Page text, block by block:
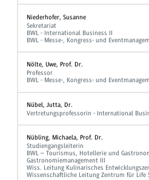
Niederhofer, Susanne
Sekretariat
BWL - International Business II
BWL - Messe-, Kongress- und
Nölte, Uwe, Prof. Dr.
Professor
BWL - Messe-, Kongress- und
Nübel, Jutta, Dr.
Vertretungsprofessorin - International
Nübling, Michaela, Prof. Dr.
Studiengangsleiterin
BWL – Tourismus, Hotellerie und
Gastronomiemanagement III
Wiss. Leitung Kulinarisches
Wissenschaftliche Leitung Zentrum für Life